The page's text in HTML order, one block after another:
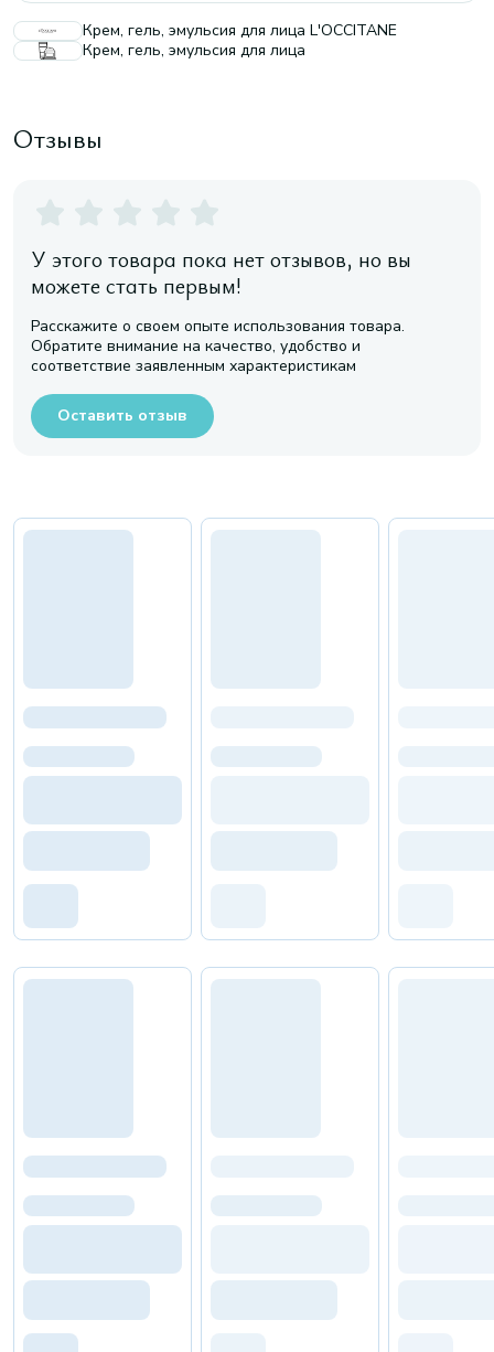
Крем, гель, эмульсия для лица L'OCCITANE
Крем, гель, эмульсия для лица
Отзывы
У этого товара пока нет отзывов, но вы
можете стать первым!
Расскажите о своем опыте использования товара.
Обратите внимание на качество, удобство и
соответствие заявленным характеристикам
Оставить отзыв